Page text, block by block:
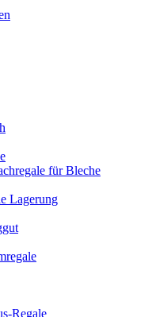
für Bleche
Lagerung
Regale